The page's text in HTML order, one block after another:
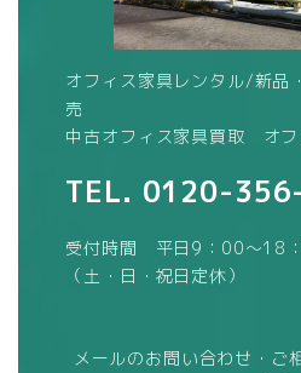
オフィス家具レンタル/新品
売
中古オフィス家具買取 オフ
TEL. 0120-
受付時間 平日9：00～18
（土・日・祝日定休）
メールのお問い合わせ・ご